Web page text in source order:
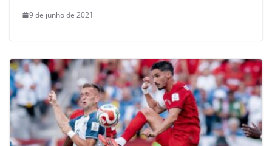
9 de junho de 2021